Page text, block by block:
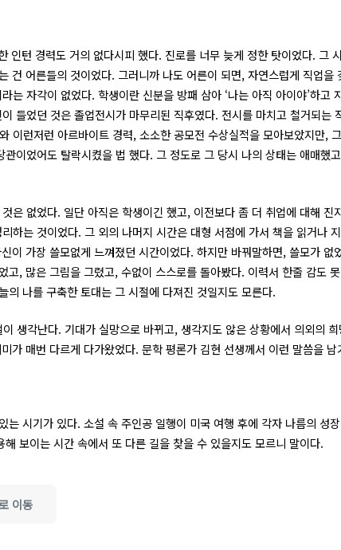
턴 경력도 거의 없다시피 했다. 진로를 너무 늦게 정한 탓이었다. 그
건 어른들의 것이었다. 그러니까 나도 어른이 되면, 자연스럽게 직업을
자각이 없었다. 학생이란 신분을 방패 삼아 ‘나는 아직 아이야’하고
들었던 것은 졸업전시가 마무리된 직후였다. 전시를 마치고 철거되는
이런저런 아르바이트 경력, 소소한 공모전 수상실적을 모아보았지만,
이었어도 탈락시켰을 법 했다. 그 정도로 그 당시 나의 상태는 애매했
은 없었다. 일단 아직은 학생이긴 했고, 이전보다 좀 더 취업에 대해 진
하는 것이었다. 그 외의 나머지 시간은 대형 서점에 가서 책을 읽거나
가장 쓸모없게 느껴졌던 시간이었다. 하지만 바꿔말하면, 쓸모가 없
, 많은 그림을 그렸고, 수없이 스스로를 돌아봤다. 이력서 한줄 감도
나를 구축한 토대는 그 시절에 다져진 것일지도 모른다.
생각난다. 기대가 실망으로 바뀌고, 생각지도 않은 상황에서 의외의
가 매번 다르게 다가왔었다. 문학 평론가 김현 선생께서 이런 말씀을 남
시기가 있다. 소설 속 주인공 일행이 미국 여행 후에 각자 나름의 성
보이는 시간 속에서 또 다른 길을 찾을 수 있을지도 모르니 말이다.
이동